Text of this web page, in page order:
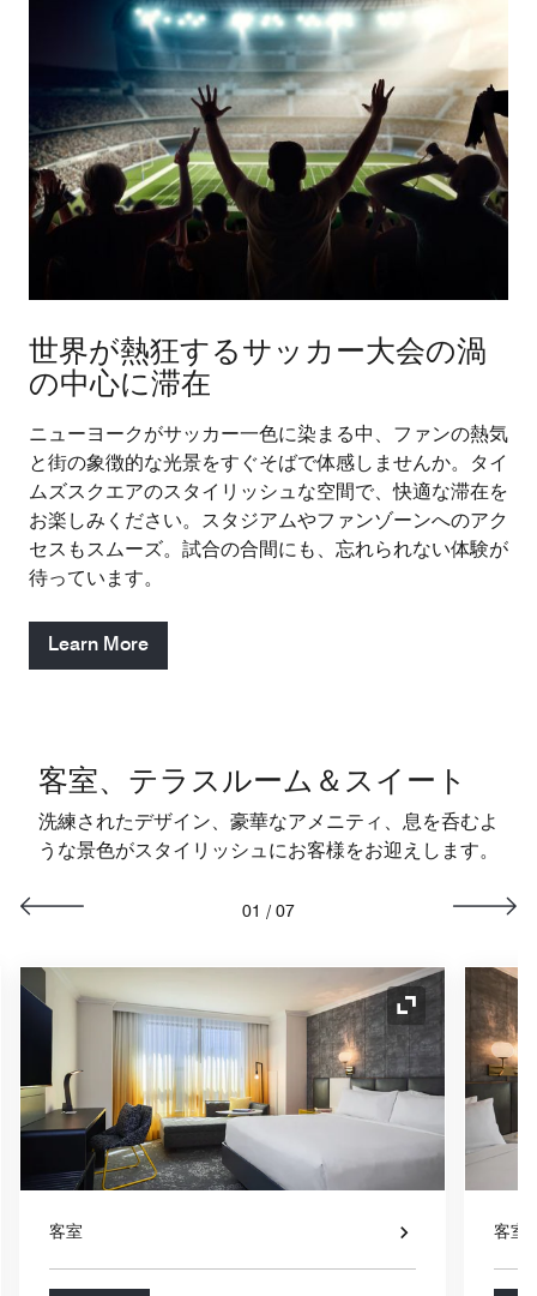
世界が熱狂するサッカー大会の渦
の中心に滞在
ニューヨークがサッカー一色に染まる中、ファンの熱気
と街の象徴的な光景をすぐそばで体感しませんか。タイ
ムズスクエアのスタイリッシュな空間で、快適な滞在を
お楽しみください。スタジアムやファンゾーンへのアク
セスもスムーズ。試合の合間にも、忘れられない体験が
待っています。
Learn More
客室、テラスルーム＆スイート
洗練されたデザイン、豪華なアメニティ、息を呑むよ
うな景色がスタイリッシュにお客様をお迎えします。
01 / 07
ンの拡大 アイコンの拡
客室 客室